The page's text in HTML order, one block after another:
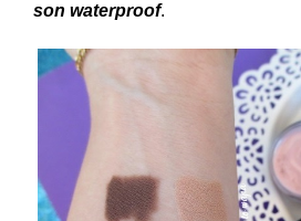
son waterproof.